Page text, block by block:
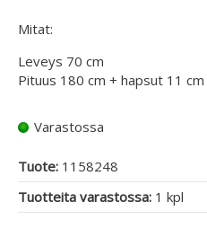
Mitat:
Leveys 70 cm
Pituus 180 cm + hapsut 11 cm
Varastossa
Tuote: 1158248
Tuotteita varastossa: 1 kpl